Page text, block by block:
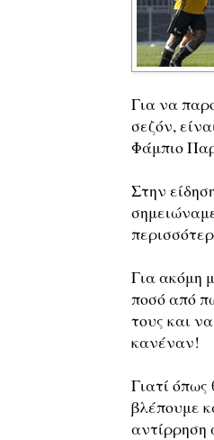
Για να
σεζόν,
Φάμπιο
Στην
Για ακόμη
ποσό από
τους και
κανέναν!
Γιατί
βλέπουμε
αντίρρηση